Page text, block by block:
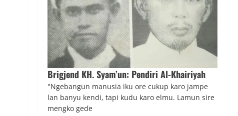
Brigjend KH. Syam’un: Pendiri Al-Khairiyah
"Ngebangun manusia iku ore cukup karo jampe
lan banyu kendi, tapi kudu karo elmu. Lamun sire
mengko gede